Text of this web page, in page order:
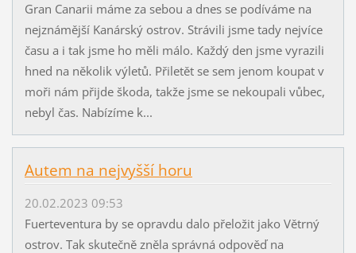
Gran Canarii máme za sebou a dnes se podíváme na
nejznámější Kanárský ostrov. Strávili jsme tady nejvíce
času a i tak jsme ho měli málo. Každý den jsme vyrazili
hned na několik výletů. Přiletět se sem jenom koupat v
moři nám přijde škoda, takže jsme se nekoupali vůbec,
nebyl čas. Nabízíme k...
Autem na nejvyšší horu
20.02.2023 09:53
Fuerteventura by se opravdu dalo přeložit jako Větrný
ostrov. Tak skutečně zněla správná odpověď na